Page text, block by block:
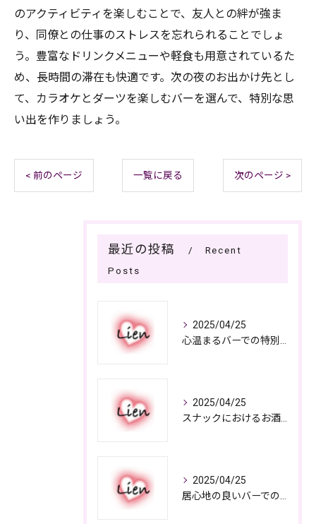
のアクティビティを楽しむことで、友人との絆が強ま
り、同僚との仕事のストレスを忘れられることでしょ
う。豊富なドリンクメニューや軽食も用意されているた
め、長時間の滞在も快適です。次の夜のお出かけ先とし
て、カラオケとダーツを楽しむバーを選んで、特別な思
い出を作りましょう。
< 前のページ 一覧に戻る 次のページ >
最近の投稿
Recent
Posts
2025/04/25
2025/04/25
2025/04/25